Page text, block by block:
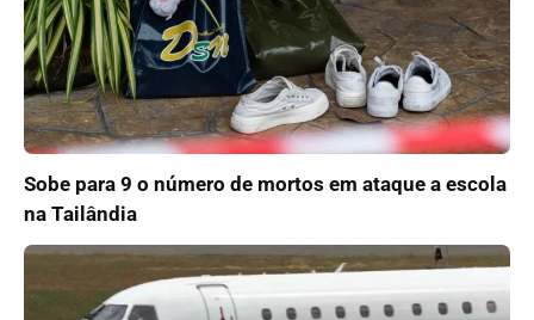
Sobe para 9 o número de mortos em ataque a escola
na Tailândia